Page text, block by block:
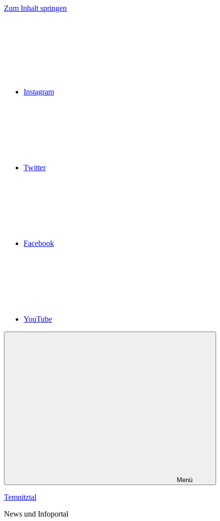
Zum Inhalt springen
Instagram
Twitter
Facebook
YouTube
Menü
Temnitztal
News und Infoportal